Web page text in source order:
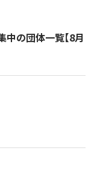
の団体一覧【8月